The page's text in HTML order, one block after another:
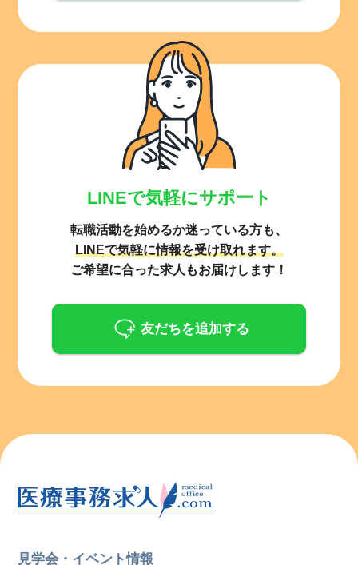
LINEで気軽にサポート
転職活動を始めるか迷っている方も、
LINEで気軽に情報を受け取れます。
ご希望に合った求人もお届けします！
友だちを追加する
見学会・イベント情報